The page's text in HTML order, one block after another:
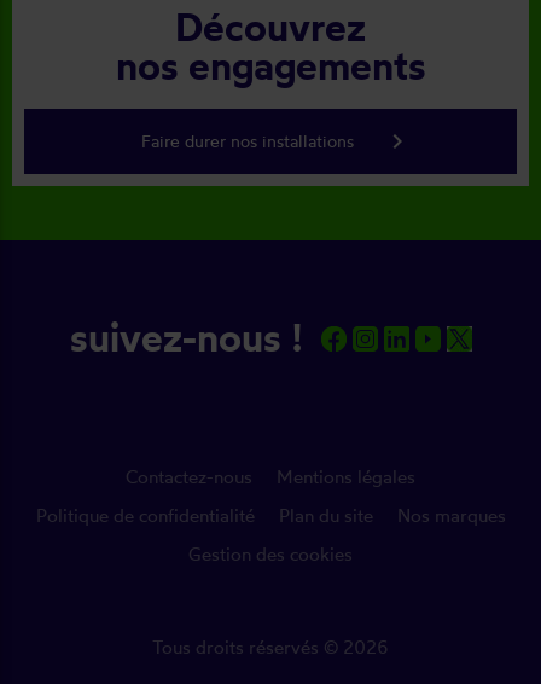
Découvrez
nos engagements
Faire durer nos installations keyboard_arrow_right
suivez-nous !
Contactez-nous
Mentions légales
Politique de confidentialité
Plan du site
Nos marques
Gestion des cookies
Tous droits réservés © 2026